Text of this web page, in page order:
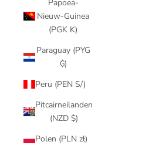
Papoea-
Nieuw-Guinea
(PGK K)
Paraguay (PYG
₲)
Peru (PEN S/)
Pitcairneilanden
(NZD $)
Polen (PLN zł)